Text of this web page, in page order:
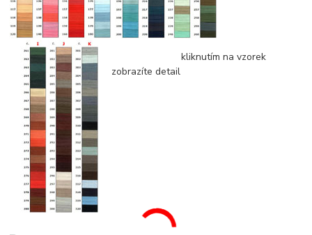
kliknutím na vzorek
zobrazíte detail